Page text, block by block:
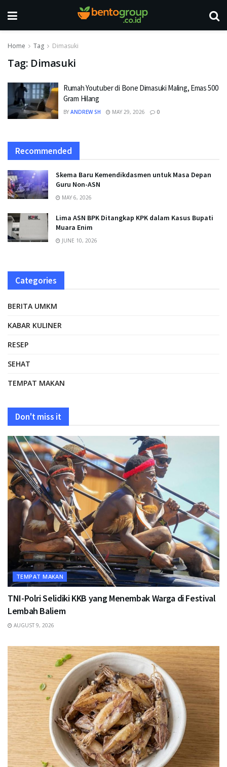
Home Tag Dimasuki
Tag: Dimasuki
Rumah Youtuber di Bone Dimasuki Maling, Emas 500
Gram Hilang
BY ANDREW SH MAY 29, 2026 0
Recommended
Skema Baru Kemendikdasmen untuk Masa Depan
Guru Non-ASN
MAY 6, 2026
Lima ASN BPK Ditangkap KPK dalam Kasus Bupati
Muara Enim
JUNE 10, 2026
Categories
BERITA UMKM
KABAR KULINER
RESEP
SEHAT
TEMPAT MAKAN
Don't miss it
TEMPAT MAKAN
TNI-Polri Selidiki KKB yang Menembak Warga di Festival
Lembah Baliem
AUGUST 9, 2026